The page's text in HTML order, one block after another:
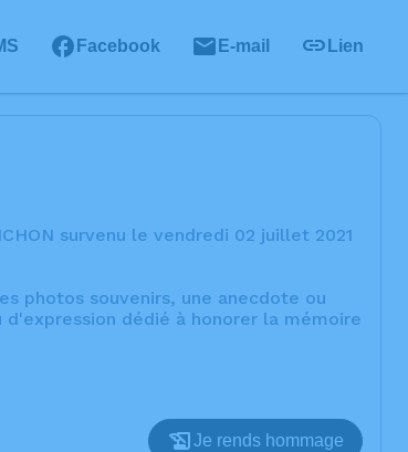
Facebook E-mail Lien
survenu le vendredi 02 juillet 2021
photos souvenirs, une anecdote ou
dédié à honorer la mémoire
Je rends hommage